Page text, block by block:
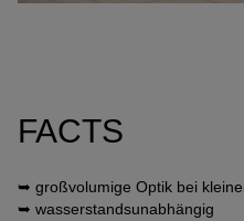
FACTS
➥ großvolumige Optik bei
➥ wasserstandsunabhängig